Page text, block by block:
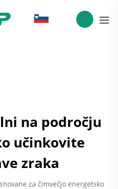
na področju
učinkovite
zraka
za čimvečjo energetsko